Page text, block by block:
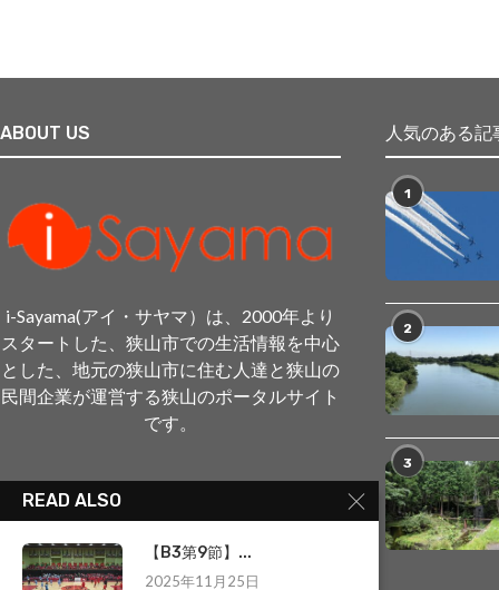
ABOUT US
i-Sayama(アイ・サヤマ）は、2000年より
スタートした、狭山市での生活情報を中心
とした、地元の狭山市に住む人達と狭山の
民間企業が運営する狭山のポータルサイト
です。
人気のある記
1
2
3
READ ALSO
【B3第9節】...
2025年11月25日